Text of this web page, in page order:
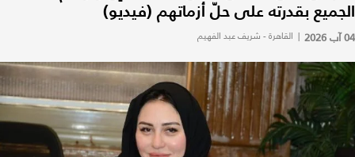
الجميع بقدرته على حلّ أزماتهم (فيديو)
04 آب 2026 | القاهرة - شريف عبد الفهيم